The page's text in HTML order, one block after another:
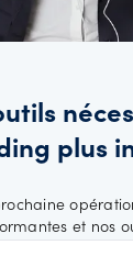
plus
et nos